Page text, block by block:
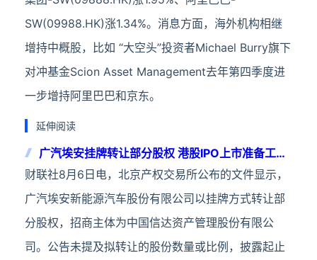
SW(09988.HK)涨1.34%。消息方面，海外机构相继
增持中概股，比如 “大空头”投资者Michael Burry旗下
对冲基金Scion Asset Management去年第四季度进
一步增持阿里巴巴和京东。
延伸阅读
广汽埃安挂牌转让部分股权 港股IPO上市准备工作
如期开展
财联社8月6日电，北京产权交易所公布的文件显示，
广汽埃安新能源汽车股份有限公司以挂牌方式转让部
分股权，招商主体为中国信达资产管理股份有限公
司。公告未提及拟转让的股份数量或比例，披露起止